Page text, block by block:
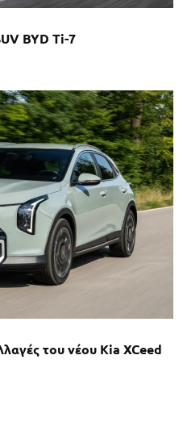
BYD Ti-7
του νέου Kia XCeed